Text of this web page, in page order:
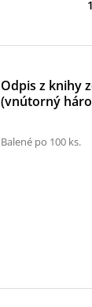
Odpis z knihy
(vnútorný
Balené po 100 ks.